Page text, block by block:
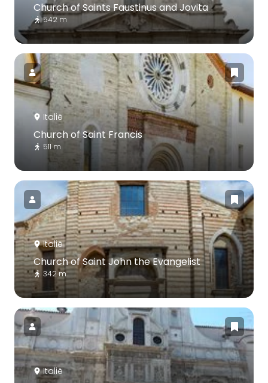
Church of Saints Faustinus and Jovita
542 m
Italië
Church of Saint Francis
511 m
Italië
Church of Saint John the Evangelist
342 m
Italië